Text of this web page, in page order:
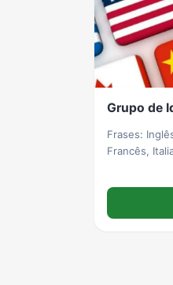
Grupo de
Frases:
Francês,